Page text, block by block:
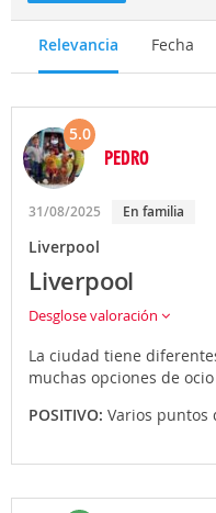
Relevancia Fecha
5.0
PEDRO
31/08/2025 En familia
Liverpool
Liverpool
Desglose valoración
La ciudad tiene
muchas opciones de ocio
POSITIVO: Varios